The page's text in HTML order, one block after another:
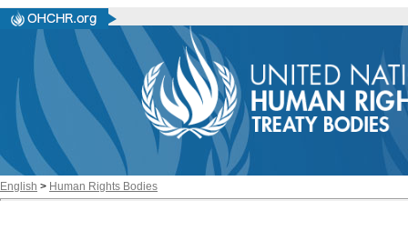
English > Human Rights Bodies